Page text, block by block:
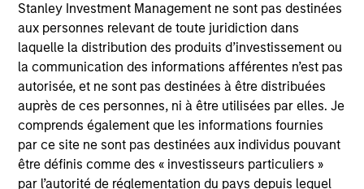
Stanley Investment Management ne sont pas destinées
aux personnes relevant de toute juridiction dans
laquelle la distribution des produits d’investissement ou
la communication des informations afférentes n’est pas
autorisée, et ne sont pas destinées à être distribuées
auprès de ces personnes, ni à être utilisées par elles. Je
comprends également que les informations fournies
par ce site ne sont pas destinées aux individus pouvant
être définis comme des « investisseurs particuliers »
par l’autorité de réglementation du pays depuis lequel
Board Membership
Pete D. Chung,Steven Cao
Investment Team
Morgan Stanley Expansion Capital